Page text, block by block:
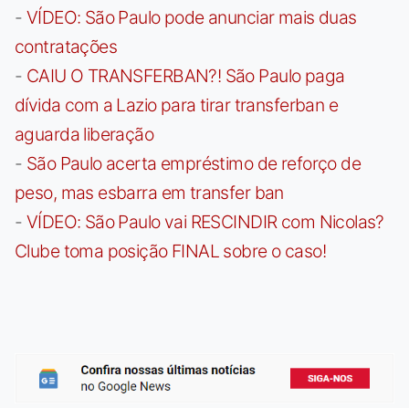
- VÍDEO: São Paulo pode anunciar mais duas
contratações
- CAIU O TRANSFERBAN?! São Paulo paga
dívida com a Lazio para tirar transferban e
aguarda liberação
- São Paulo acerta empréstimo de reforço de
peso, mas esbarra em transfer ban
- VÍDEO: São Paulo vai RESCINDIR com Nicolas?
Clube toma posição FINAL sobre o caso!